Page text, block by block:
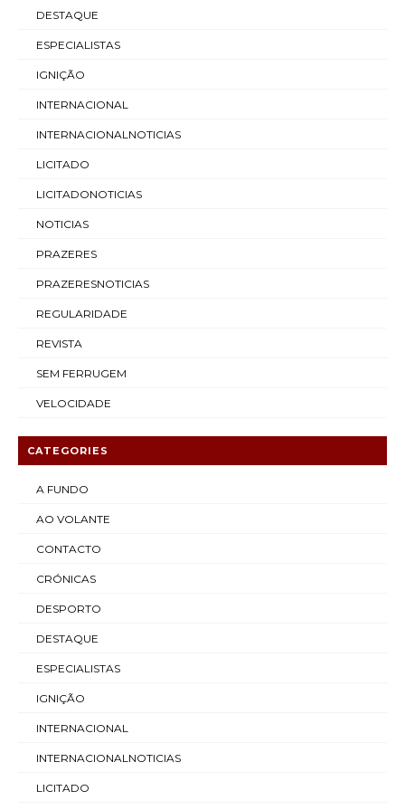
DESTAQUE
ESPECIALISTAS
IGNIÇÃO
INTERNACIONAL
INTERNACIONALNOTICIAS
LICITADO
LICITADONOTICIAS
NOTICIAS
PRAZERES
PRAZERESNOTICIAS
REGULARIDADE
REVISTA
SEM FERRUGEM
VELOCIDADE
CATEGORIES
A FUNDO
AO VOLANTE
CONTACTO
CRÓNICAS
DESPORTO
DESTAQUE
ESPECIALISTAS
IGNIÇÃO
INTERNACIONAL
INTERNACIONALNOTICIAS
LICITADO